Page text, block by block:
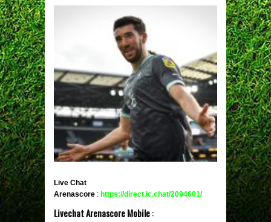
Live Chat
Arenascore : https://direct.lc.chat/2094601/
Livechat Arenascore Mobile: